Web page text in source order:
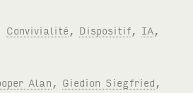
Convivialité , Dispositif, IA,
Alan , Giedion Siegfried ,